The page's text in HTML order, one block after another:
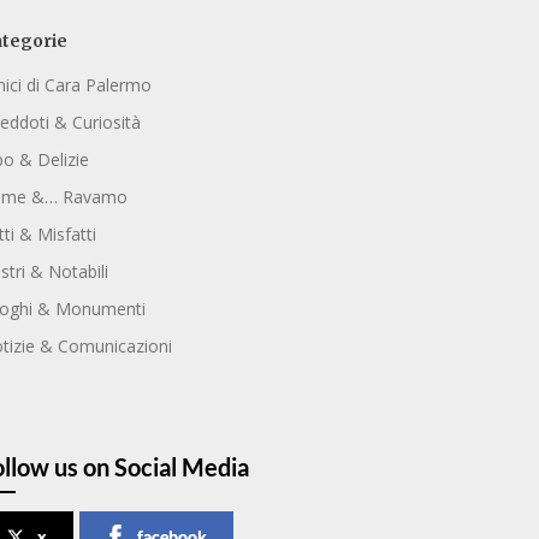
di Cara Palermo
& Curiosità
& Delizie
&… Ravamo
& Misfatti
& Notabili
& Monumenti
& Comunicazioni
us on Social Media